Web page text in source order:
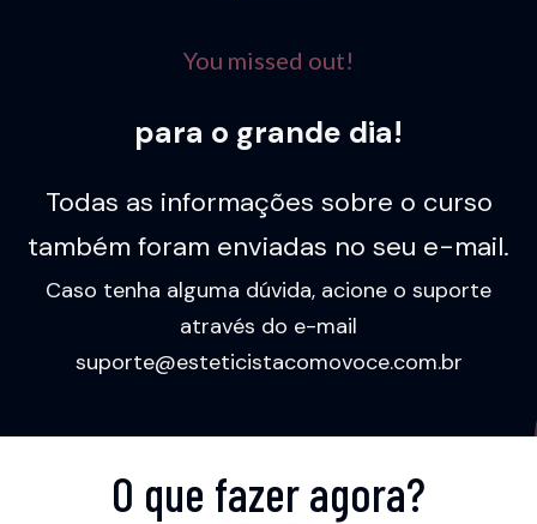
You missed out!
para o grande dia!
Todas as informações sobre o curso
também foram enviadas no seu e-mail.
Caso tenha alguma dúvida, acione o suporte
através do e-mail
suporte@esteticistacomovoce.com.br
O que fazer agora?